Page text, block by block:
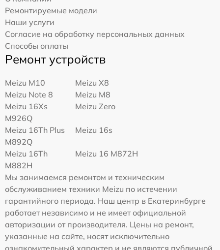
Ремонтируемые модели
Наши услуги
Согласие на обработку персональных данных
Способы оплаты
Ремонт устройств
Meizu M10
Meizu X8
Meizu Note 8
Meizu M8
Meizu 16Xs
M926Q
Meizu Zero
Meizu 16Th Plus
M892Q
Meizu 16s
Meizu 16Th
M882H
Meizu 16 M872H
Мы занимаемся ремонтом и техническим
обслуживанием техники Meizu по истечении
гарантийного периода. Наш центр в Екатеринбурге
работает независимо и не имеет официальной
авторизации от производителя. Цены на ремонт,
указанные на сайте, носят исключительно
ознакомительный характер и не являются публичной